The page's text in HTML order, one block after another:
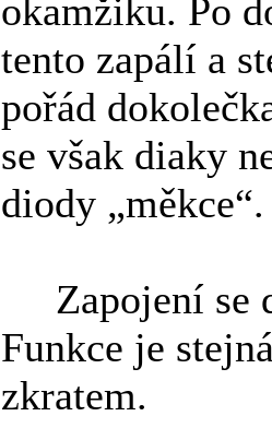
okamžiku. Po
tento zapálí a
pořád
se však diaky
diody „měkce“.
Zapojení se
Funkce je
zkratem.